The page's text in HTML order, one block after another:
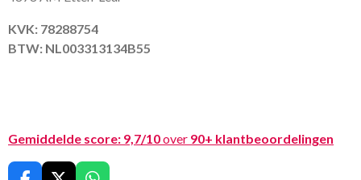
KVK: 78288754
BTW: NL003313134B55
Gemiddelde score: 9,7/10over 90+ klantbeoordelingen